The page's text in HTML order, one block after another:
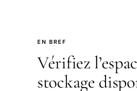
EN BREF
Vérifiez
stockage